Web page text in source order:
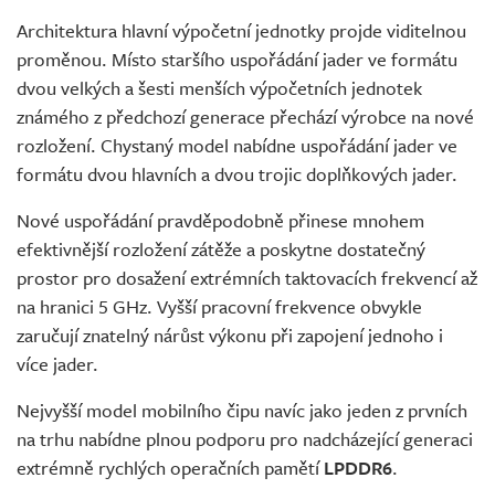
Architektura hlavní výpočetní jednotky projde viditelnou
proměnou. Místo staršího uspořádání jader ve formátu
dvou velkých a šesti menších výpočetních jednotek
známého z předchozí generace přechází výrobce na nové
rozložení. Chystaný model nabídne uspořádání jader ve
formátu dvou hlavních a dvou trojic doplňkových jader.
Nové uspořádání pravděpodobně přinese mnohem
efektivnější rozložení zátěže a poskytne dostatečný
prostor pro dosažení extrémních taktovacích frekvencí až
na hranici 5 GHz. Vyšší pracovní frekvence obvykle
zaručují znatelný nárůst výkonu při zapojení jednoho i
více jader.
Nejvyšší model mobilního čipu navíc jako jeden z prvních
na trhu nabídne plnou podporu pro nadcházející generaci
extrémně rychlých operačních pamětíLPDDR6.